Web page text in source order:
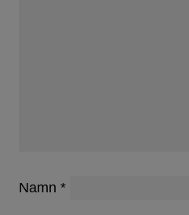
Namn *